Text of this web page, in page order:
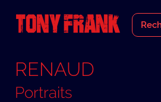
RENAUD
Portraits